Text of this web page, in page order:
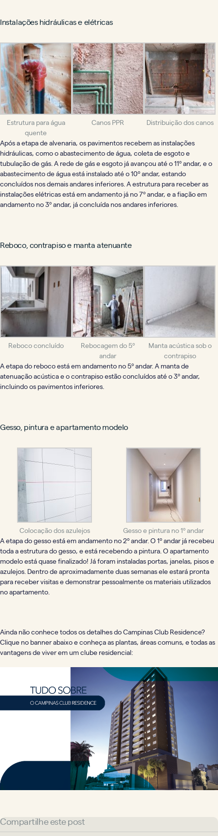
Instalações hidráulicas e elétricas
Estrutura para água
quente
Canos PPR Distribuição dos canos
Após a etapa de alvenaria, os pavimentos recebem as instalações
hidráulicas, como o abastecimento de água, coleta de esgoto e
tubulação de gás. A rede de gás e esgoto já avançou até o 11º andar, e o
abastecimento de água está instalado até o 10º andar, estando
concluídos nos demais andares inferiores. A estrutura para receber as
instalações elétricas está em andamento já no 7º andar, e a fiação em
andamento no 3º andar, já concluída nos andares inferiores.
Reboco, contrapiso e manta atenuante
Reboco concluído
Rebocagem do 5º
andar
Manta acústica sob o
contrapiso
A etapa do reboco está em andamento no 5º andar. A manta de
atenuação acústica e o contrapiso estão concluídos até o 3º andar,
incluindo os pavimentos inferiores.
Gesso, pintura e apartamento modelo
Colocação dos azulejos
Gesso e pintura no 1º andar
A etapa do gesso está em andamento no 2º andar. O 1º andar já recebeu
toda a estrutura do gesso, e está recebendo a pintura. O apartamento
modelo está quase finalizado! Já foram instaladas portas, janelas, pisos e
azulejos. Dentro de aproximadamente duas semanas ele estará pronta
para receber visitas e demonstrar pessoalmente os materiais utilizados
no apartamento.
Ainda não conhece todos os detalhes do Campinas Club Residence?
Clique no banner abaixo e conheça as plantas, áreas comuns, e todas as
vantagens de viver em um clube residencial:
Compartilhe este post